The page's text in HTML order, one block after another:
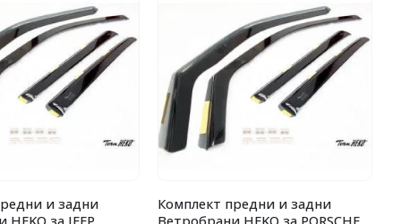
и задни
за JEEP
Комплект предни и задни
Ветробрани HEKO за PORSCHE